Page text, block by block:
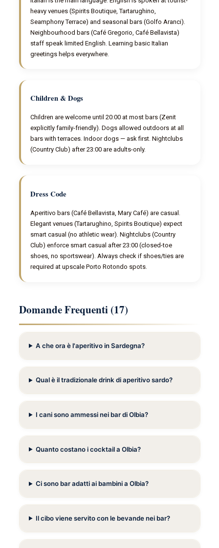
heavy venues (Spirits Boutique, Tartarughino,
Seamphony Terrace) and seasonal bars (Golfo Aranci).
Neighbourhood bars (Café Gregorio, Café Bellavista)
staff speak limited English. Learning basic Italian
greetings helps everywhere.
Children & Dogs
Children are welcome until 20:00 at most bars (Zenit
explicitly family-friendly). Dogs allowed outdoors at all
bars with terraces. Indoor dogs — ask first. Nightclubs
(Country Club) after 23:00 are adults-only.
Dress Code
Aperitivo bars (Café Bellavista, Mary Café) are casual.
Elegant venues (Tartarughino, Spirits Boutique) expect
smart casual (no athletic wear). Nightclubs (Country
Club) enforce smart casual after 23:00 (closed-toe
shoes, no sportswear). Always check if shoes/ties are
required at upscale Porto Rotondo spots.
Domande Frequenti (17)
A che ora è l'aperitivo in Sardegna?
Qual è il tradizionale drink di aperitivo sardo?
I cani sono ammessi nei bar di Olbia?
Quanto costano i cocktail a Olbia?
Ci sono bar adatti ai bambini a Olbia?
Il cibo viene servito con le bevande nei bar?